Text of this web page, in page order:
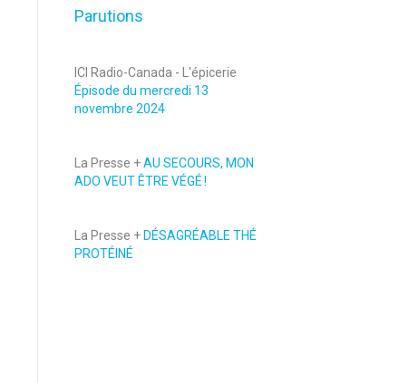
Parutions
ICI Radio-Canada - L'épicerie
Épisode du mercredi 13
novembre 2024
La Presse +AU SECOURS, MON
ADO VEUT ÊTRE VÉGÉ !
La Presse + DÉSAGRÉABLE THÉ
PROTÉINÉ